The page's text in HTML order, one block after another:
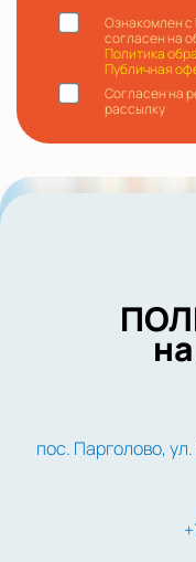
Ознакомлен с
согласен на
Политика
Публичная
Согласен на
рассылку
пос. Парголово,